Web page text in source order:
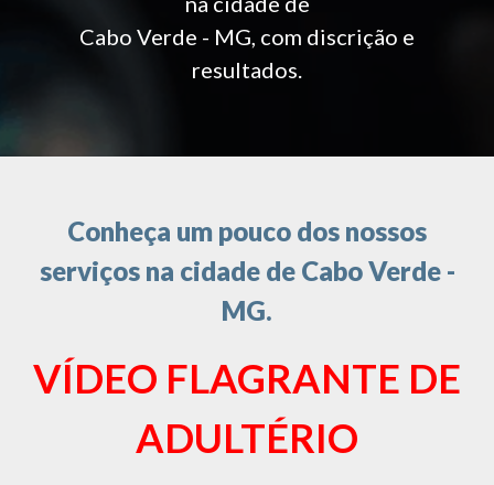
Cabo Verde - MG, com discrição e
resultados.
Conheça um pouco dos nossos
serviços na cidade de Cabo Verde -
MG.
VÍDEO FLAGRANTE DE
ADULTÉRIO